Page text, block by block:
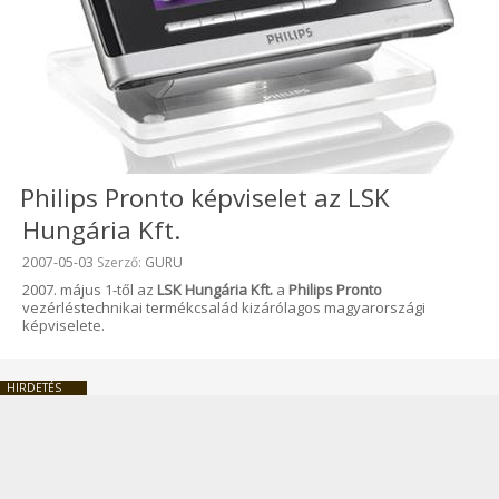
Philips Pronto képviselet az LSK
Hungária Kft.
Beküldve:
2007-05-03 Szerző: GURU
2007. május 1-től az LSK Hungária Kft. a Philips Pronto
vezérléstechnikai termékcsalád kizárólagos magyarországi
képviselete.
HIRDETÉS